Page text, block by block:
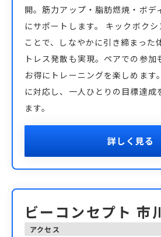
開。筋力アップ・脂肪燃焼・ボデ
にサポートします。 キックボク
ことで、しなやかに引き締まった
トレス発散も実現。ペアでの参加
お得にトレーニングを楽しめます
に対応し、一人ひとりの目標達成
ます。
詳しく見る
ビーコンセプト 市
アクセス